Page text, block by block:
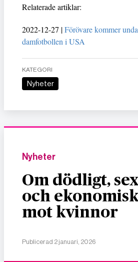
Relaterade artiklar:
2022-12-27 |Förövare kommer
damfotbollen i USA
KATEGORI
Nyheter
Nyheter
Om dödligt,
och
mot kvinnor
Publicerad 2 januari, 2026